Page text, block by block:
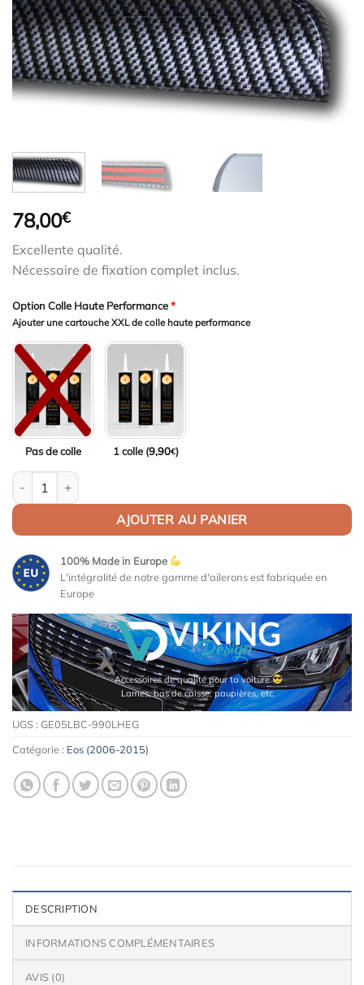
78,00€
Excellente qualité.
Nécessaire de fixation complet inclus.
Option Colle Haute Performance*
Ajouter une cartouche XXL de colle haute performance
Pas de colle 1 colle (9,90€)
quantité de Becquet / Lèvre de coffre pour VW Eos 1F CARBON
AJOUTER AU PANIER
100% Made in Europe
L'intégralité de notre gamme d'ailerons est fabriquée en
Europe
Accessoires de qualité pour ta voiture
Lames, bas de caisse, paupières, etc.
UGS : GE05LBC-990LHEG
Catégorie : Eos (2006-2015)
DESCRIPTION
INFORMATIONS COMPLÉMENTAIRES
AVIS (0)